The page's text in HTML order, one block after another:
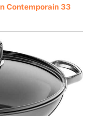
Contemporain 33